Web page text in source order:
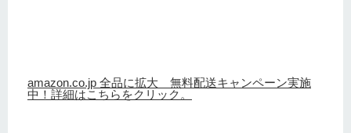
amazon.co.jp 全品に拡大 無料配送キャンペーン実施
中！詳細はこちらをクリック。